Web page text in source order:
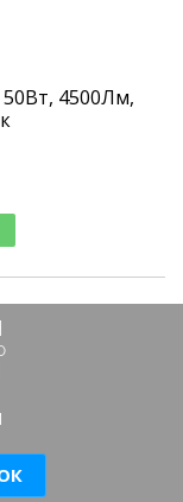
4500Лм,